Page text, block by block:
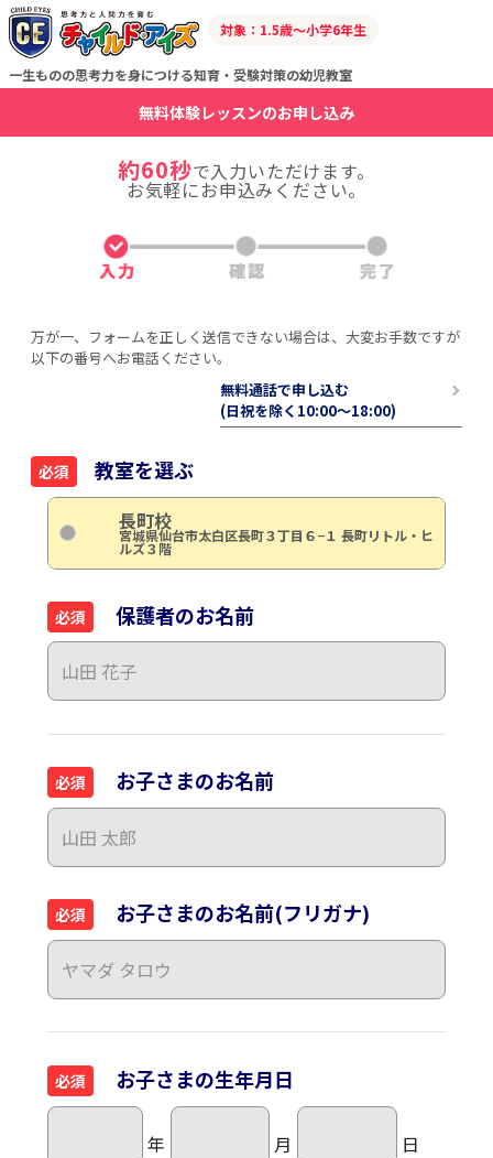
一生ものの思考力を身につける知育・受験対策の幼児教室
対象：1.5歳～小学6年生
無料体験レッスンのお申し込み
約60秒で入力いただけます。
お気軽にお申込みください。
万が一、フォームを正しく送信できない場合は、大変お手数ですが
以下の番号へお電話ください。
無料通話で申し込む
(日祝を除く10:00〜18:00)
必須 教室を選ぶ
長町校
宮城県仙台市太白区長町３丁目６−１ 長町リトル・ヒ
ルズ３階
必須 保護者のお名前
必須 お子さまのお名前
必須 お子さまのお名前(フリガナ)
必須 お子さまの生年月日
年 月 日